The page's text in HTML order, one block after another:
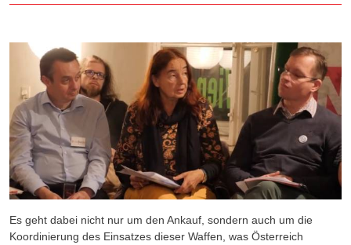
Es geht dabei nicht nur um den Ankauf, sondern auch um die
Koordinierung des Einsatzes dieser Waffen, was Österreich